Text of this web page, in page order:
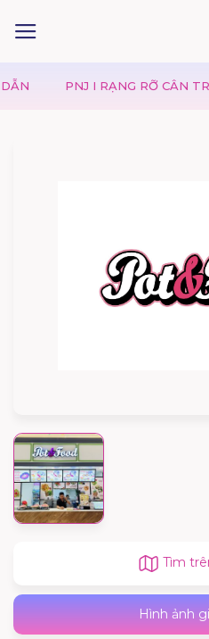
PNJ I RẠNG RỠ CÂN TRỌN
Tìm
Hình ảnh